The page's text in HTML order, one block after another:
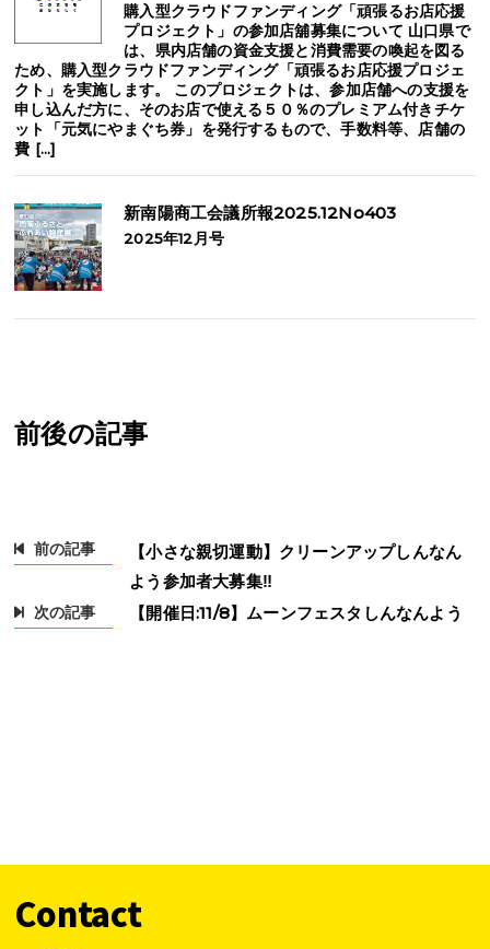
購入型クラウドファンディング「頑張るお店応援
プロジェクト」の参加店舖募集について 山口県で
は、県内店舗の資金支援と消費需要の喚起を図る
ため、購入型クラウドファンディング「頑張るお店応援プロジェ
クト」を実施します。 このプロジェクトは、参加店舗への支援を
申し込んだ方に、そのお店で使える５０％のプレミアム付きチケ
ット「元気にやまぐち券」を発行するもので、手数料等、店舗の
費 […]
新南陽商工会議所報2025.12No403
2025年12月号
前後の記事
前の記事
【小さな親切運動】クリーンアップしんなん
よう参加者大募集‼
次の記事 【開催日:11/8】ムーンフェスタしんなんよう
Contact